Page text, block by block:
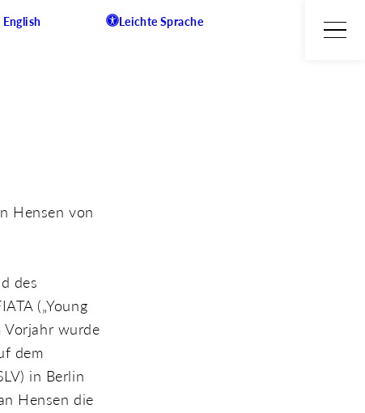
English Leichte Sprache
Hensen von
des
(„Young
Vorjahr wurde
dem
in Berlin
Hensen die